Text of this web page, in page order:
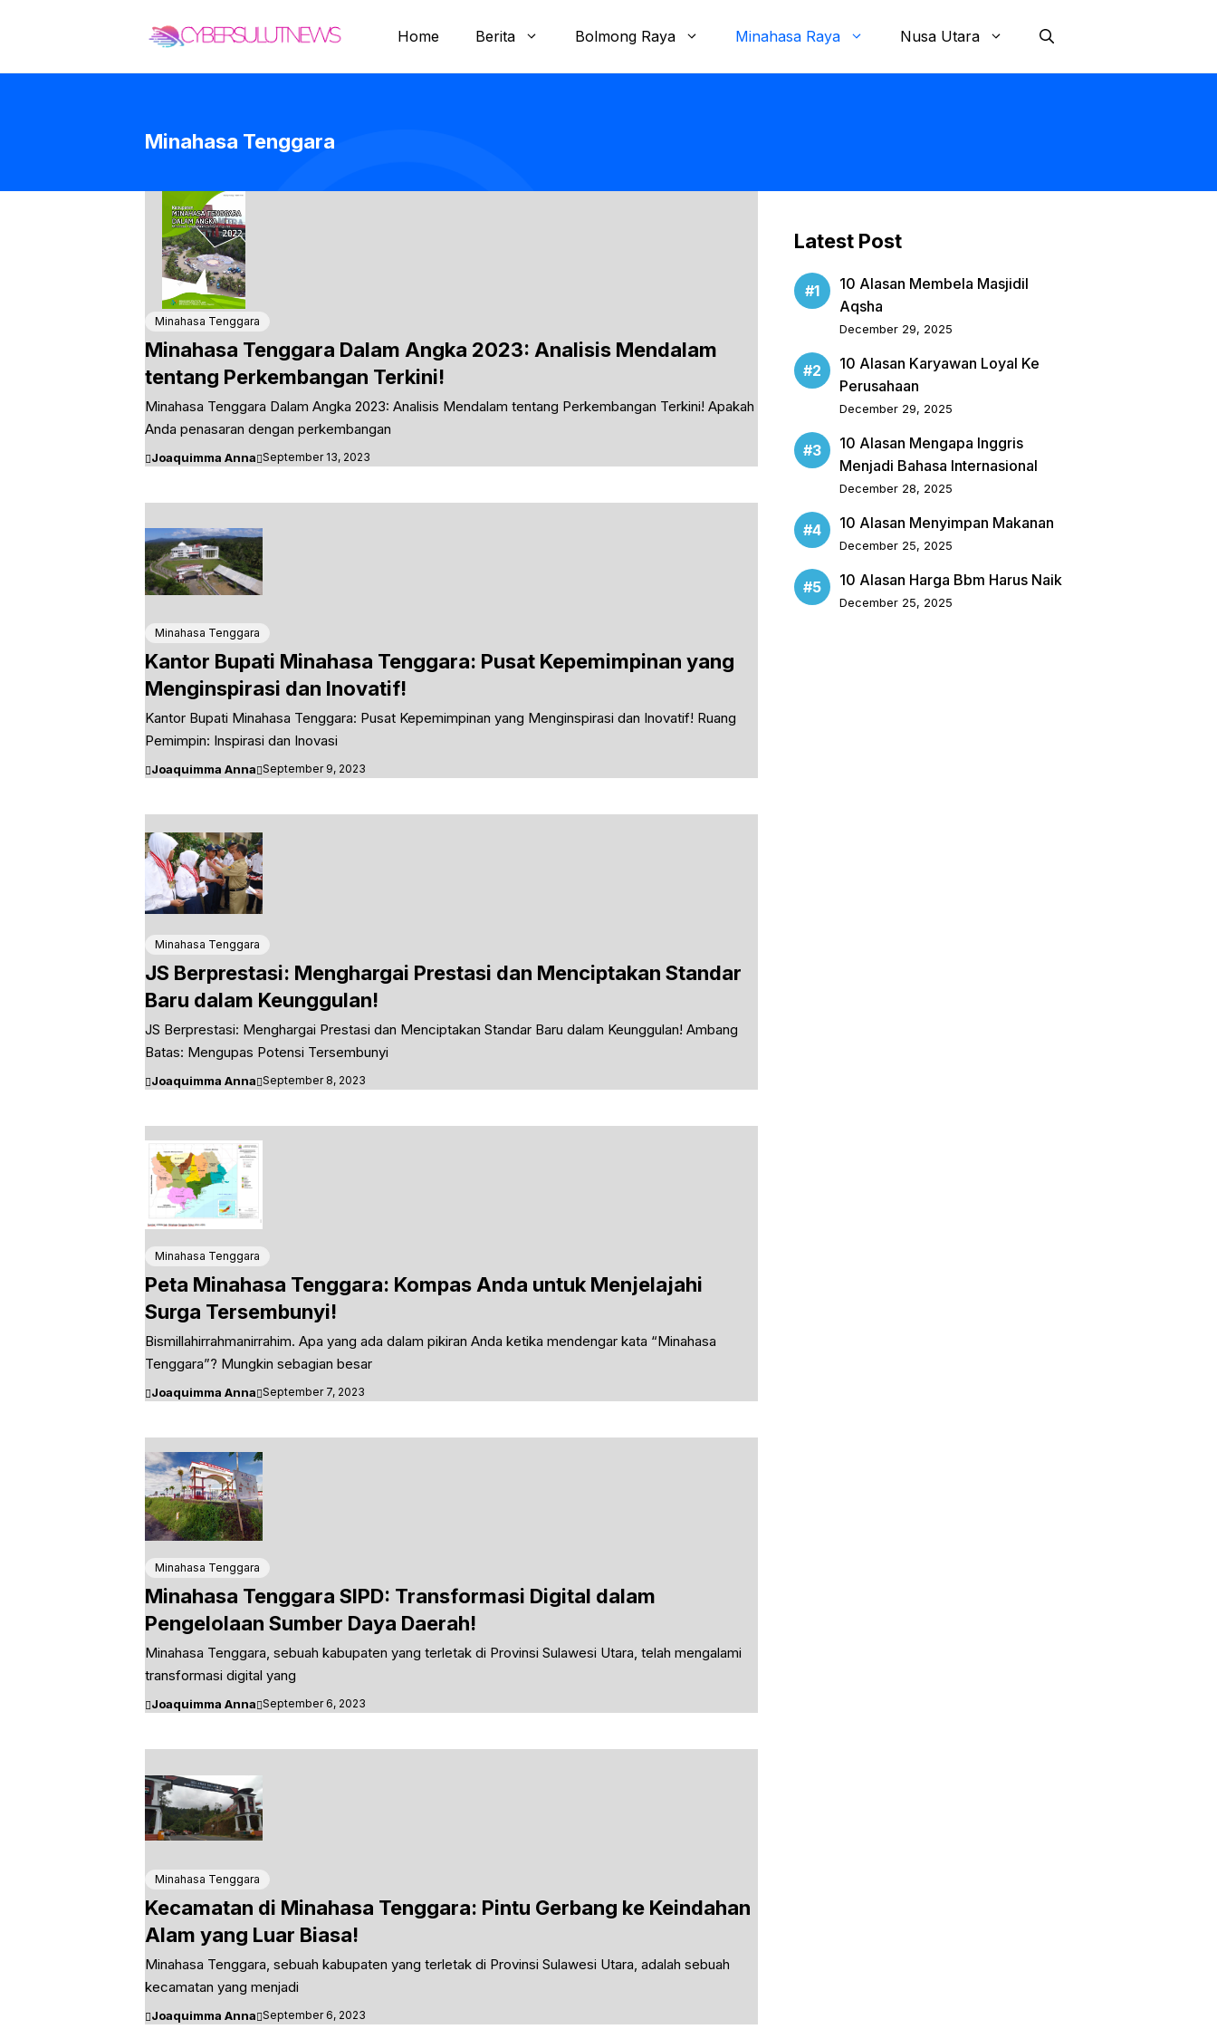
Home Berita Bolmong Raya Minahasa Raya Nusa Utara
Minahasa Tenggara
Minahasa Tenggara
Minahasa Tenggara Dalam Angka 2023: Analisis Mendalam
tentang Perkembangan Terkini!
Minahasa Tenggara Dalam Angka 2023: Analisis Mendalam tentang Perkembangan Terkini! Apakah
Anda penasaran dengan perkembangan
Joaquimma Anna September 13, 2023
Minahasa Tenggara
Kantor Bupati Minahasa Tenggara: Pusat Kepemimpinan yang
Menginspirasi dan Inovatif!
Kantor Bupati Minahasa Tenggara: Pusat Kepemimpinan yang Menginspirasi dan Inovatif! Ruang
Pemimpin: Inspirasi dan Inovasi
Joaquimma Anna September 9, 2023
Minahasa Tenggara
JS Berprestasi: Menghargai Prestasi dan Menciptakan Standar
Baru dalam Keunggulan!
JS Berprestasi: Menghargai Prestasi dan Menciptakan Standar Baru dalam Keunggulan! Ambang
Batas: Mengupas Potensi Tersembunyi
Joaquimma Anna September 8, 2023
Minahasa Tenggara
Peta Minahasa Tenggara: Kompas Anda untuk Menjelajahi
Surga Tersembunyi!
Bismillahirrahmanirrahim. Apa yang ada dalam pikiran Anda ketika mendengar kata “Minahasa
Tenggara”? Mungkin sebagian besar
Joaquimma Anna September 7, 2023
Minahasa Tenggara
Minahasa Tenggara SIPD: Transformasi Digital dalam
Pengelolaan Sumber Daya Daerah!
Minahasa Tenggara, sebuah kabupaten yang terletak di Provinsi Sulawesi Utara, telah mengalami
transformasi digital yang
Joaquimma Anna September 6, 2023
Minahasa Tenggara
Kecamatan di Minahasa Tenggara: Pintu Gerbang ke Keindahan
Alam yang Luar Biasa!
Minahasa Tenggara, sebuah kabupaten yang terletak di Provinsi Sulawesi Utara, adalah sebuah
kecamatan yang menjadi
Joaquimma Anna September 6, 2023
Latest Post
10 Alasan Membela Masjidil
Aqsha
December 29, 2025
10 Alasan Karyawan Loyal Ke
Perusahaan
December 29, 2025
10 Alasan Mengapa Inggris
Menjadi Bahasa Internasional
December 28, 2025
10 Alasan Menyimpan Makanan
December 25, 2025
10 Alasan Harga Bbm Harus Naik
December 25, 2025